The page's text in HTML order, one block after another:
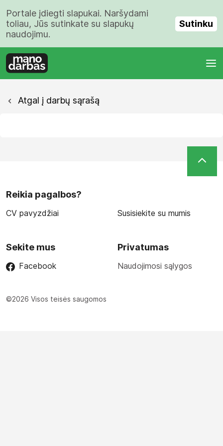
Portale įdiegti slapukai. Naršydami
toliau, Jūs sutinkate su slapukų
naudojimu.
Sutinku
Atgal į darbų sąrašą
Reikia pagalbos?
CV pavyzdžiai Susisiekite su mumis
Sekite mus
Facebook
Privatumas
Naudojimosi sąlygos
©2026 Visos teisės saugomos